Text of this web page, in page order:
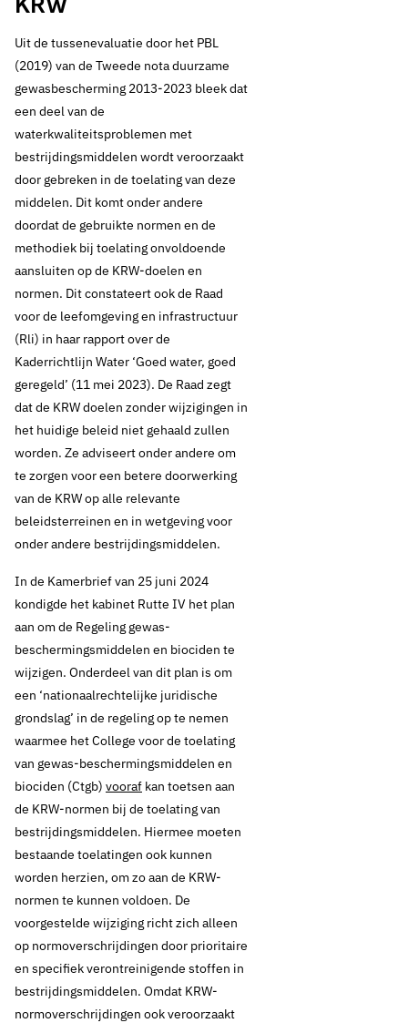
Uit de tussenevaluatie door het PBL
(2019) van de Tweede nota duurzame
gewasbescherming 2013-2023 bleek dat
een deel van de
waterkwaliteitsproblemen met
bestrijdingsmiddelen wordt veroorzaakt
door gebreken in de toelating van deze
middelen. Dit komt onder andere
doordat de gebruikte normen en de
methodiek bij toelating onvoldoende
aansluiten op de KRW-doelen en
normen. Dit constateert ook de Raad
voor de leefomgeving en infrastructuur
(Rli) in haar rapport over de
Kaderrichtlijn Water ‘Goed water, goed
geregeld’ (11 mei 2023). De Raad zegt
dat de KRW doelen zonder wijzigingen in
het huidige beleid niet gehaald zullen
worden. Ze adviseert onder andere om
te zorgen voor een betere doorwerking
van de KRW op alle relevante
beleidsterreinen en in wetgeving voor
onder andere bestrijdingsmiddelen.
In de Kamerbrief van 25 juni 2024
kondigde het kabinet Rutte IV het plan
aan om de Regeling gewas-
beschermingsmiddelen en biociden te
wijzigen. Onderdeel van dit plan is om
een ‘nationaalrechtelijke juridische
grondslag’ in de regeling op te nemen
waarmee het College voor de toelating
van gewas-beschermingsmiddelen en
biociden (Ctgb) vooraf kan toetsen aan
de KRW-normen bij de toelating van
bestrijdingsmiddelen. Hiermee moeten
bestaande toelatingen ook kunnen
worden herzien, om zo aan de KRW-
normen te kunnen voldoen. De
voorgestelde wijziging richt zich alleen
op normoverschrijdingen door prioritaire
en specifiek verontreinigende stoffen in
bestrijdingsmiddelen. Omdat KRW-
normoverschrijdingen ook veroorzaakt